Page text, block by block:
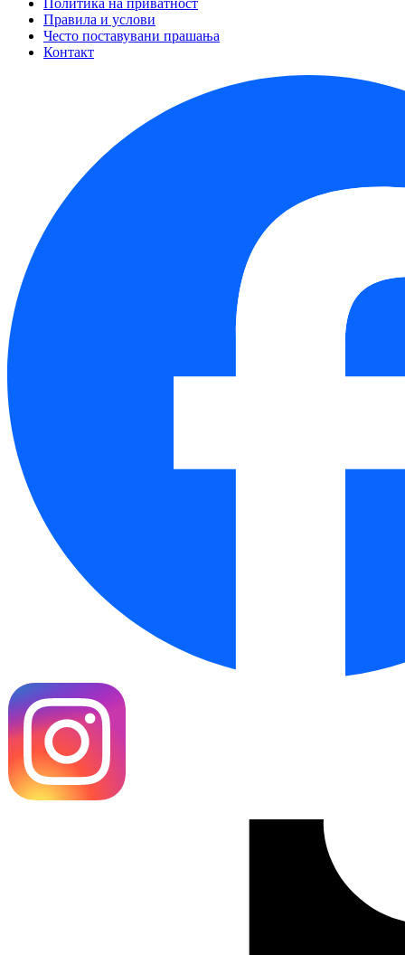
Политика на приватност
Правила и услови
Често поставувани прашања
Контакт